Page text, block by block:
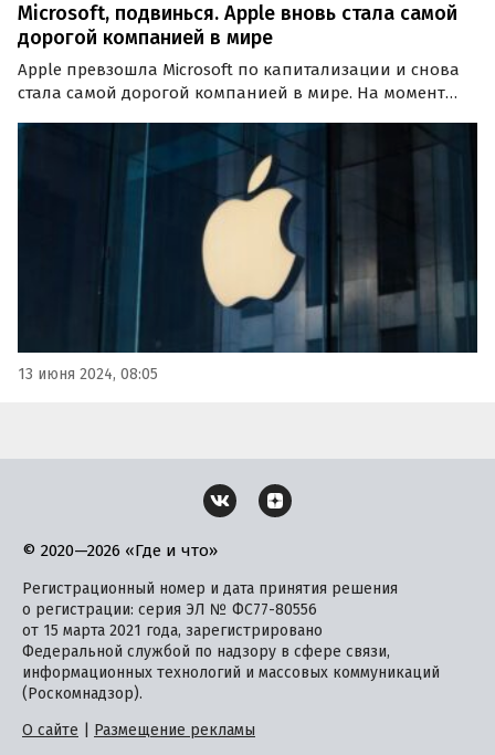
Microsoft, подвинься. Apple вновь стала самой
дорогой компанией в мире
Apple превзошла Microsoft по капитализации и снова
стала самой дорогой компанией в мире. На момент
Apple росла на 4,8% до 217,14 доллара за штуку, что
привело к росту капитализации компании до 3,33…
13 июня 2024, 08:05
© 2020—2026 «Где и что»
Регистрационный номер и дата принятия решения
о регистрации: серия ЭЛ № ФС77-80556
от 15 марта 2021 года, зарегистрировано
Федеральной службой по надзору в сфере связи,
информационных технологий и массовых коммуникаций
(Роскомнадзор).
О сайте
Размещение рекламы